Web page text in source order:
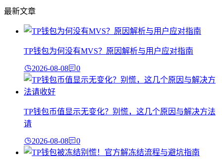
最新文章
TP钱包为何没有MVS？原因解析与用户应对指南
2026-08-08 0
TP钱包币值显示无变化？别慌，这几个原因与解决方法
请
2026-08-08 0